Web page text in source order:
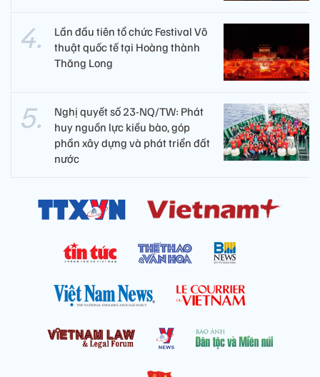
Lần đầu tiên tổ chức Festival Võ
thuật quốc tế tại Hoàng thành
Thăng Long
Nghị quyết số 23-NQ/TW: Phát
huy nguồn lực kiều bào, góp
phần xây dựng và phát triển đất
nước